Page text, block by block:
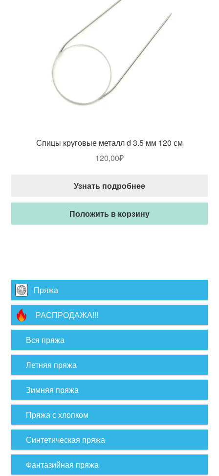
Спицы круговые металл d 3.5 мм 120 см
120,00₽
Узнать подробнее
Положить в корзину
Пряжа
РАСПРОДАЖА!!!
Вся пряжа
Летняя пряжа
Зимняя пряжа
Пряжа с хлопком
Синтетическая пряжа
Фантазийная пряжа